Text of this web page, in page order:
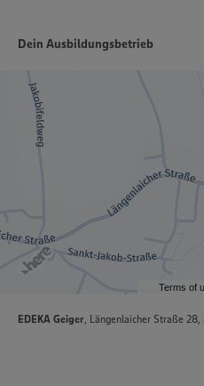
Dein Ausbildungsbetrieb
Terms of
EDEKA Geiger, Längenlaicher Straße